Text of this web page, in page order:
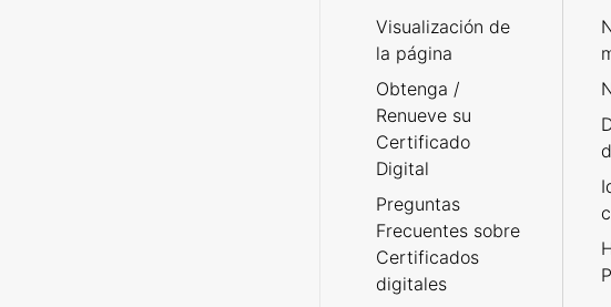
Visualización de
la página
Obtenga /
Renueve su
Certificado
Digital
Preguntas
Frecuentes sobre
Certificados
digitales